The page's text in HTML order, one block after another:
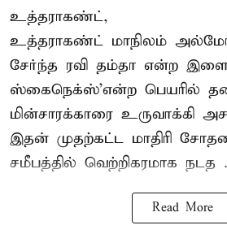
உத்தராகண்ட்,
உத்தராகண்ட் மாநிலம்
சேர்ந்த ரவி தம்தா என்ற
ஸ்கைநெக்ஸ்’என்ற பெயரில்
மின்சாரக்காரை உருவாக்கி
இதன் முதற்கட்ட மாதிரி
சமீபத்தில் வெற்றிகரமாக நடத
Read More